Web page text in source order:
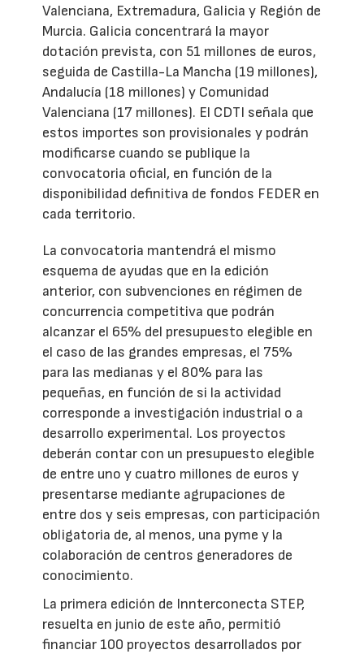
Valenciana, Extremadura, Galicia y Región de
Murcia. Galicia concentrará la mayor
dotación prevista, con 51 millones de euros,
seguida de Castilla-La Mancha (19 millones),
Andalucía (18 millones) y Comunidad
Valenciana (17 millones). El CDTI señala que
estos importes son provisionales y podrán
modificarse cuando se publique la
convocatoria oficial, en función de la
disponibilidad definitiva de fondos FEDER en
cada territorio.
La convocatoria mantendrá el mismo
esquema de ayudas que en la edición
anterior, con subvenciones en régimen de
concurrencia competitiva que podrán
alcanzar el 65% del presupuesto elegible en
el caso de las grandes empresas, el 75%
para las medianas y el 80% para las
pequeñas, en función de si la actividad
corresponde a investigación industrial o a
desarrollo experimental. Los proyectos
deberán contar con un presupuesto elegible
de entre uno y cuatro millones de euros y
presentarse mediante agrupaciones de
entre dos y seis empresas, con participación
obligatoria de, al menos, una pyme y la
colaboración de centros generadores de
conocimiento.
La primera edición de Innterconecta STEP,
resuelta en junio de este año, permitió
financiar 100 proyectos desarrollados por